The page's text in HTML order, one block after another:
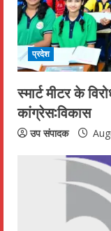
प्रदेश
स्मार्ट मीटर के
कांग्रेस:विकास
उप संपादक